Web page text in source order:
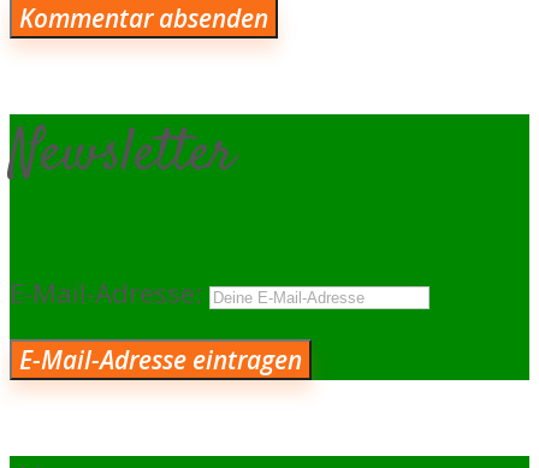
Newsletter
E-Mail-Adresse: